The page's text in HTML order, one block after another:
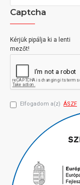
Captcha
Kérjük pipálja ki a lenti
mezőt!
Elfogadom a(z) ÁSZF